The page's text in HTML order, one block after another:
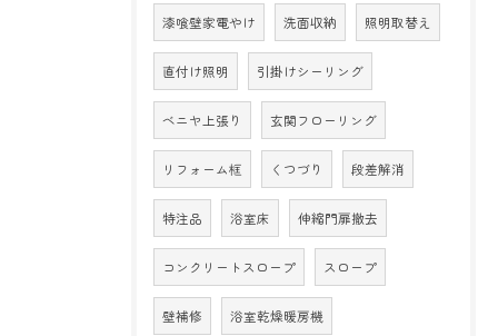
漆喰壁家電やけ 洗面収納 照明取替え
直付け照明 引掛けシーリング
ベニヤ上張り 玄関フローリング
リフォーム框 くつづり 段差解消
特注品 浴室床 伸縮門扉撤去
コンクリートスロープ スロープ
壁補修 浴室乾燥暖房機